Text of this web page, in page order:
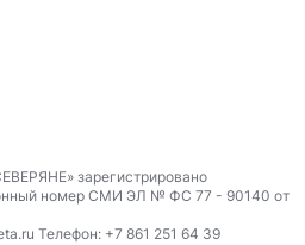
зарегистрировано
номер СМИ ЭЛ № ФС 77 - 90140 от
Телефон: +7 861 251 64 39